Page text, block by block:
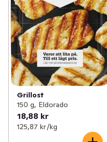
Grillost
150 g, Eldorado
18,88 kr
125,87 kr /kg